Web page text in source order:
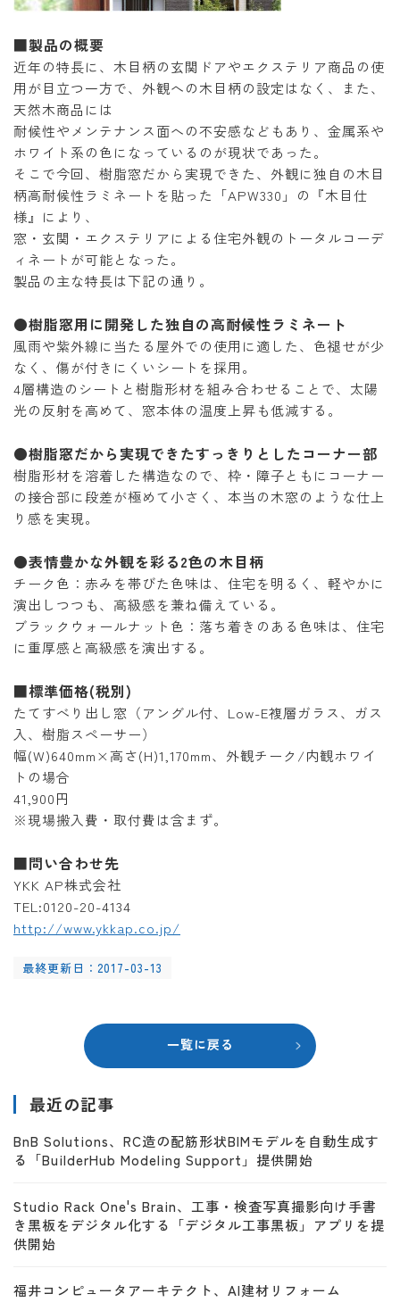
■製品の概要
近年の特長に、木目柄の玄関ドアやエクステリア商品の使
用が目立つ一方で、外観への木目柄の設定はなく、また、
天然木商品には
耐候性やメンテナンス面への不安感などもあり、金属系や
ホワイト系の色になっているのが現状であった。
そこで今回、樹脂窓だから実現できた、外観に独自の木目
柄高耐候性ラミネートを貼った「APW330」の『木目仕
様』により、
窓・玄関・エクステリアによる住宅外観のトータルコーデ
ィネートが可能となった。
製品の主な特長は下記の通り。
●樹脂窓用に開発した独自の高耐候性ラミネート
風雨や紫外線に当たる屋外での使用に適した、色褪せが少
なく、傷が付きにくいシートを採用。
4層構造のシートと樹脂形材を組み合わせることで、太陽
光の反射を高めて、窓本体の温度上昇も低減する。
●樹脂窓だから実現できたすっきりとしたコーナー部
樹脂形材を溶着した構造なので、枠・障子ともにコーナー
の接合部に段差が極めて小さく、本当の木窓のような仕上
り感を実現。
●表情豊かな外観を彩る2色の木目柄
チーク色：赤みを帯びた色味は、住宅を明るく、軽やかに
演出しつつも、高級感を兼ね備えている。
ブラックウォールナット色：落ち着きのある色味は、住宅
に重厚感と高級感を演出する。
■標準価格(税別)
たてすべり出し窓（アングル付、Low-E複層ガラス、ガス
入、樹脂スペーサー）
幅(W)640mm×高さ(H)1,170mm、外観チーク/内観ホワイ
トの場合
41,900円
※現場搬入費・取付費は含まず。
■問い合わせ先
YKK AP株式会社
TEL:0120-20-4134
http://www.ykkap.co.jp/
最終更新日：2017-03-13
一覧に戻る
最近の記事
BnB Solutions、RC造の配筋形状BIMモデルを自動生成す
る「BuilderHub Modeling Support」提供開始
Studio Rack One's Brain、工事・検査写真撮影向け手書
き黒板をデジタル化する「デジタル工事黒板」アプリを提
供開始
福井コンピュータアーキテクト、AI建材リフォーム